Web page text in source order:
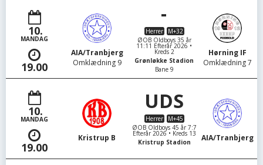
10.
MANDAG
19.00
AIA/Tranbjerg
Omklædning 9
-
Herrer
M+32
ØOB Oldboys 35 år
11:11 Efterår 2026 •
Kreds 2
Grønløkke Stadion
Bane 9
Hørning IF
Omklædning 7
10.
MANDAG
19.00
Kristrup B
UDS
Herrer
M+45
ØOB Oldboys 45 år 7:7
Efterår 2026 • Kreds 13
Kristrup Stadion
AIA/Tranbjerg